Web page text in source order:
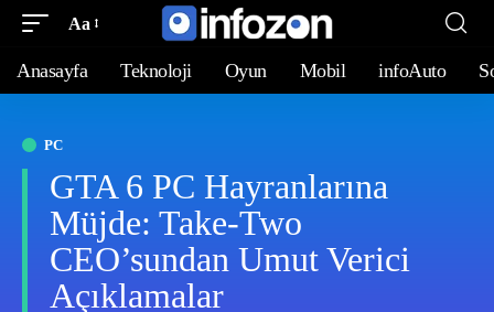
Aa
Anasayfa Teknoloji Oyun Mobil infoAuto
PC
GTA 6 PC Hayranlarına
Müjde: Take-Two
CEO’sundan Umut Verici
Açıklamalar